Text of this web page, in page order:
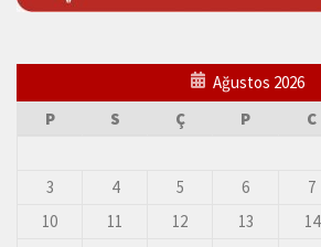
Ağustos 2026
P
S Ç P C
3
4 5 6 7
10
11 12 13 14